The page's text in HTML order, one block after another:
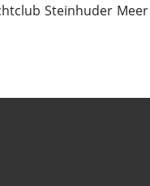
Steinhuder